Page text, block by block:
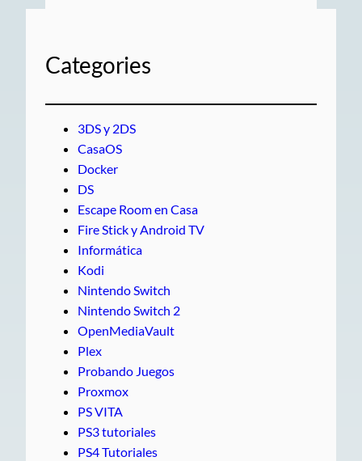
Categories
3DS y 2DS
CasaOS
Docker
DS
Escape Room en Casa
Fire Stick y Android TV
Informática
Kodi
Nintendo Switch
Nintendo Switch 2
OpenMediaVault
Plex
Probando Juegos
Proxmox
PS VITA
PS3 tutoriales
PS4 Tutoriales